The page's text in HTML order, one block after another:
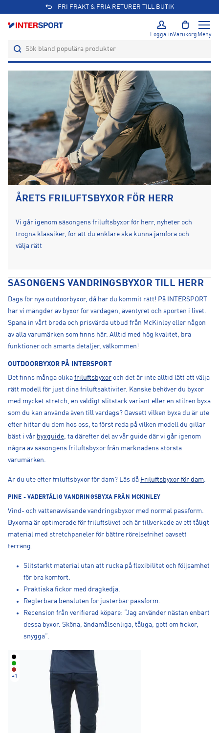
& FRIA RETURER TILL BUTIK
Logga inVarukorg Meny
ÅRETS FRILUFTSBYXOR FÖR HERR
Vi går igenom säsongens friluftsbyxor för herr, nyheter och
trogna klassiker, för att du enklare ska kunna jämföra och
välja rätt
SÄSONGENS VANDRINGSBYXOR TILL HERR
Dags för nya outdoorbyxor, då har du kommit rätt! På INTERSPORT
har vi mängder av byxor för vardagen, äventyret och sporten i livet.
Spana in vårt breda och prisvärda utbud från McKinley eller någon
av alla varumärken som finns här. Alltid med hög kvalitet, bra
funktioner och smarta detaljer, välkommen!
OUTDOORBYXOR PÅ INTERSPORT
Det finns många olika friluftsbyxor och det är inte alltid lätt att välja
rätt modell för just dina friluftsaktiviter. Kanske behöver du byxor
med mycket stretch, en väldigt slitstark variant eller en stilren byxa
som du kan använda även till vardags? Oavsett vilken byxa du är ute
efter hittar du dem hos oss, ta först reda på vilken modell du gillar
bäst i vår byxguide, ta därefter del av vår guide där vi går igenom
några av säsongens friluftsbyxor från marknadens största
varumärken.
Är du ute efter friluftsbyxor för dam? Läs då Friluftsbyxor för dam.
PINE - VÄDERTÅLIG VANDRINGSBYXA FRÅN MCKINLEY
Vind- och vattenavvisande vandringsbyxor med normal passform.
Byxorna är optimerade för friluftslivet och är tillverkade av ett tåligt
material med stretchpaneler för bättre rörelsefrihet oavsett
terräng.
Slitstarkt material utan att rucka på flexibilitet och följsamhet
för bra komfort.
Praktiska fickor med dragkedja.
Reglerbara bensluten för justerbar passform.
Recension från verifierad köpare: “Jag använder nästan enbart
dessa byxor. Sköna, ändamålsenliga, tåliga, gott om fickor,
snygga”.
+1